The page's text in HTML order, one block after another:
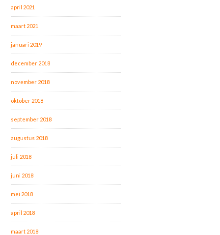
april 2021
maart 2021
januari 2019
december 2018
november 2018
oktober 2018
september 2018
augustus 2018
juli 2018
juni 2018
mei 2018
april 2018
maart 2018